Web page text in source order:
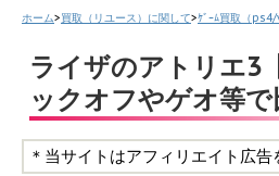
ホーム>買取（リユース）に関して>ｹﾞｰﾑ買取（ps4/
ライザのアトリエ3
ックオフやゲオ等で
＊当サイトはアフィリエイト広